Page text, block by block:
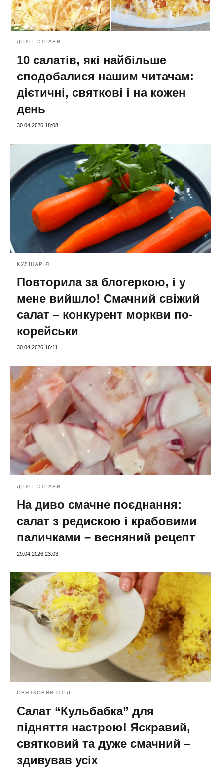
ДРУГІ СТРАВИ
10 салатів, які найбільше
сподобалися нашим читачам:
дієтичні, святкові і на кожен
день
30.04.2026 18:08
КУЛІНАРІЯ
Повторила за блогеркою, і у
мене вийшло! Смачний свіжий
салат – конкурент моркви по-
корейськи
30.04.2026 16:11
ДРУГІ СТРАВИ
На диво смачне поєднання:
салат з редискою і крабовими
паличками – весняний рецепт
29.04.2026 23:03
СВЯТКОВИЙ СТІЛ
Салат “Кульбабка” для
підняття настрою! Яскравий,
святковий та дуже смачний –
здивував усіх